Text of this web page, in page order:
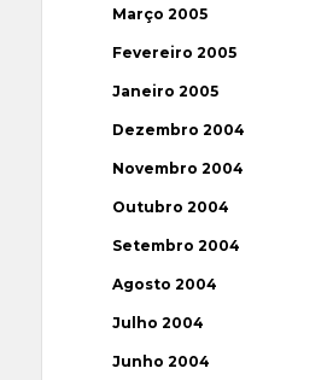
Março 2005
Fevereiro 2005
Janeiro 2005
Dezembro 2004
Novembro 2004
Outubro 2004
Setembro 2004
Agosto 2004
Julho 2004
Junho 2004